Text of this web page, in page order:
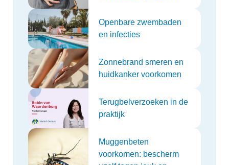
Openbare zwembaden
en infecties
Zonnebrand smeren en
huidkanker voorkomen
Terugbelverzoeken in de
praktijk
Muggenbeten
voorkomen: bescherm